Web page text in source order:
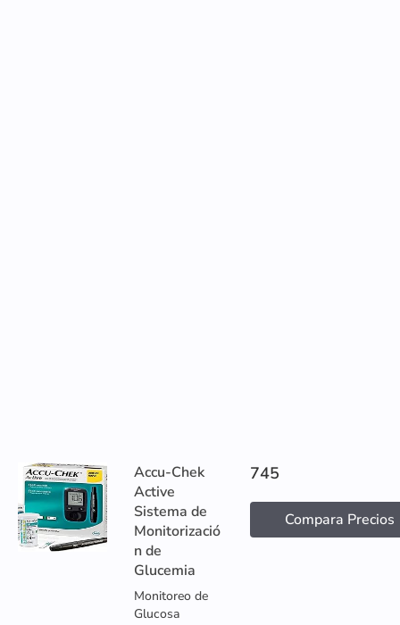
Accu-Chek
Active
Sistema de
Monitorizació
n de
Glucemia
Monitoreo de
Glucosa
745
Compara Precios